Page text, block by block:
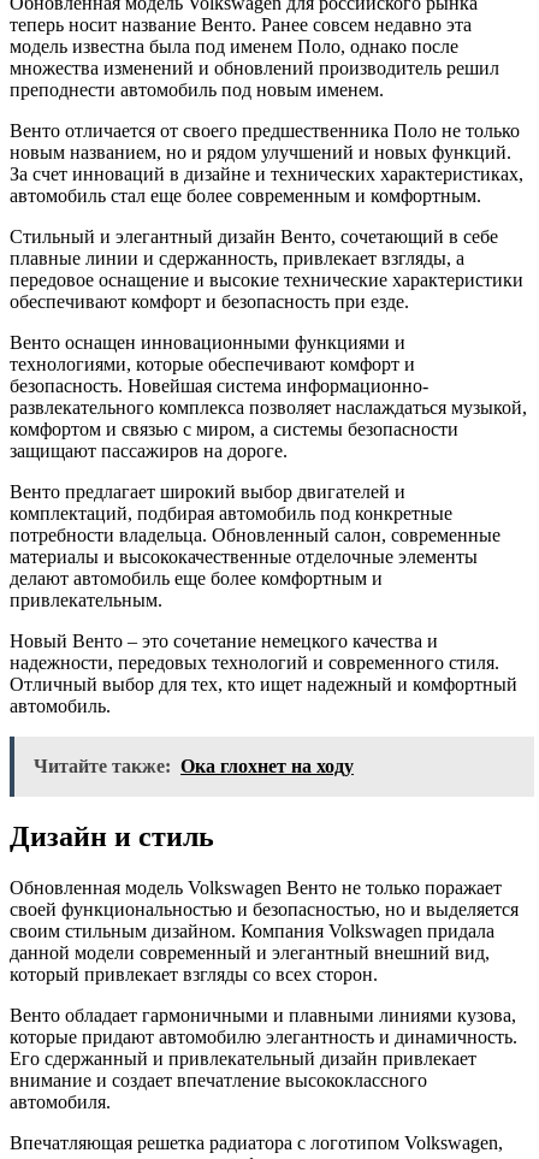
теперь носит название Венто. Ранее совсем недавно эта
модель известна была под именем Поло, однако после
множества изменений и обновлений производитель решил
преподнести автомобиль под новым именем.
Венто отличается от своего предшественника Поло не только
новым названием, но и рядом улучшений и новых функций.
За счет инноваций в дизайне и технических характеристиках,
автомобиль стал еще более современным и комфортным.
Стильный и элегантный дизайн Венто, сочетающий в себе
плавные линии и сдержанность, привлекает взгляды, а
передовое оснащение и высокие технические характеристики
обеспечивают комфорт и безопасность при езде.
Венто оснащен инновационными функциями и
технологиями, которые обеспечивают комфорт и
безопасность. Новейшая система информационно-
развлекательного комплекса позволяет наслаждаться музыкой,
комфортом и связью с миром, а системы безопасности
защищают пассажиров на дороге.
Венто предлагает широкий выбор двигателей и
комплектаций, подбирая автомобиль под конкретные
потребности владельца. Обновленный салон, современные
материалы и высококачественные отделочные элементы
делают автомобиль еще более комфортным и
привлекательным.
Новый Венто – это сочетание немецкого качества и
надежности, передовых технологий и современного стиля.
Отличный выбор для тех, кто ищет надежный и комфортный
автомобиль.
Читайте также: Ока глохнет на ходу
Дизайн и стиль
Обновленная модель Volkswagen Венто не только поражает
своей функциональностью и безопасностью, но и выделяется
своим стильным дизайном. Компания Volkswagen придала
данной модели современный и элегантный внешний вид,
который привлекает взгляды со всех сторон.
Венто обладает гармоничными и плавными линиями кузова,
которые придают автомобилю элегантность и динамичность.
Его сдержанный и привлекательный дизайн привлекает
внимание и создает впечатление высококлассного
автомобиля.
Впечатляющая решетка радиатора с логотипом Volkswagen,